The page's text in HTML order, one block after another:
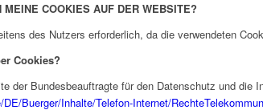
MEINE COOKIES AUF DER WEBSITE?
des Nutzers erforderlich, da die verwendeten
Cookies?
der Bundesbeauftragte für den Datenschutz und die
Buerger/Inhalte/Telefon-Internet/